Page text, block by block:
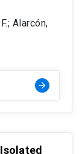
Alarcón,
arrow_forward